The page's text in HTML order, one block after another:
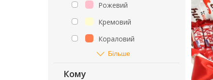
Рожевий
Кремовий
Кораловий
Більше
Кому